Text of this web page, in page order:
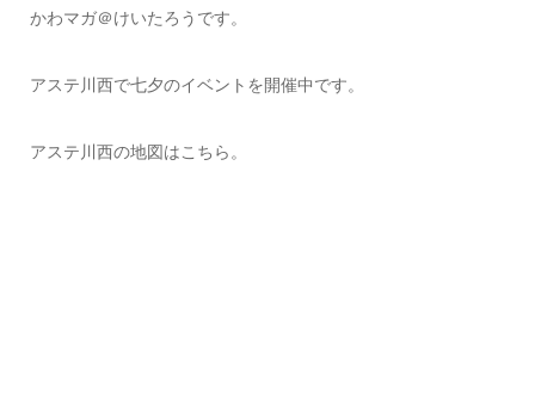
かわマガ＠けいたろうです。
アステ川西で七夕のイベントを開催中です。
アステ川西の地図はこちら。